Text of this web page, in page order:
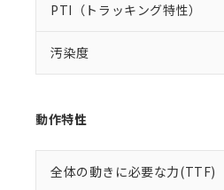
PTI（トラッキング特性）
汚染度
動作特性
全体の動きに必要な力(TTF)